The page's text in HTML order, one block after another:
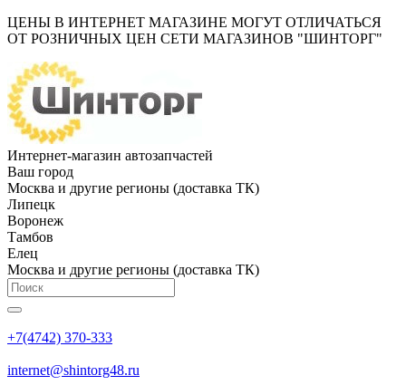
ЦЕНЫ В ИНТЕРНЕТ МАГАЗИНЕ МОГУТ ОТЛИЧАТЬСЯ
ОТ РОЗНИЧНЫХ ЦЕН СЕТИ МАГАЗИНОВ "ШИНТОРГ"
Интернет-магазин автозапчастей
Ваш город
Москва и другие регионы (доставка ТК)
Липецк
Воронеж
Тамбов
Елец
Москва и другие регионы (доставка ТК)
+7(4742) 370-333
internet@shintorg48.ru